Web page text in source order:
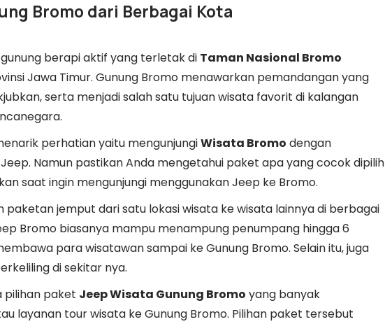
Bromo dari Berbagai Kota
berapi aktif yang terletak di Taman Nasional Bromo
Jawa Timur. Gunung Bromo menawarkan pemandangan yang
serta menjadi salah satu tujuan wisata favorit di kalangan
perhatian yaitu mengunjungiWisata Bromo dengan
Namun pastikan Anda mengetahui paket apa yang cocok dipilih
saat ingin mengunjungi menggunakan Jeep ke Bromo.
paketan jemput dari satu lokasi wisata ke wisata lainnya di berbagai
Bromo biasanya mampu menampung penumpang hingga 6
para wisatawan sampai ke Gunung Bromo. Selain itu, juga
di sekitar nya.
pilihan paket Jeep Wisata Gunung Bromo yang banyak
layanan tour wisata ke Gunung Bromo. Pilihan paket tersebut